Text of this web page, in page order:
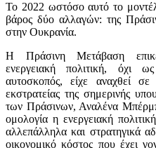
Το 2022 ωστόσο αυτό το
βάρος δύο αλλαγών: της
στην Ουκρανία.
Η Πράσινη Μετάβαση
ενεργειακή πολιτική, όχι
αυτοσκοπός, είχε αναχθεί
εκστρατείας της σημερινής
των Πράσινων, Αναλένα
ομολογία η ενεργειακή
αλλεπάλληλα και στρατηγικά
οικονομικό κόστος που έχει